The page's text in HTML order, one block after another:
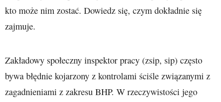
kto może nim zostać. Dowiedz się, czym dokładnie się
zajmuje.
Zakładowy społeczny inspektor pracy (zsip, sip) często
bywa błędnie kojarzony z kontrolami ściśle związanymi z
zagadnieniami z zakresu BHP. W rzeczywistości jego